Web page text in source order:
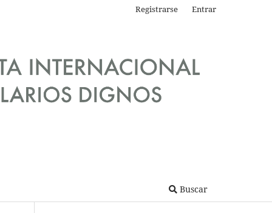
Buscar
Registrarse Entrar